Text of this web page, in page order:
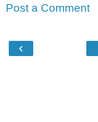
Post a Comment
‹